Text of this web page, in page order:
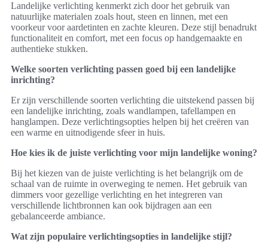
Landelijke verlichting kenmerkt zich door het gebruik van
natuurlijke materialen zoals hout, steen en linnen, met een
voorkeur voor aardetinten en zachte kleuren. Deze stijl benadrukt
functionaliteit en comfort, met een focus op handgemaakte en
authentieke stukken.
Welke soorten verlichting passen goed bij een landelijke
inrichting?
Er zijn verschillende soorten verlichting die uitstekend passen bij
een landelijke inrichting, zoals wandlampen, tafellampen en
hanglampen. Deze verlichtingsopties helpen bij het creëren van
een warme en uitnodigende sfeer in huis.
Hoe kies ik de juiste verlichting voor mijn landelijke woning?
Bij het kiezen van de juiste verlichting is het belangrijk om de
schaal van de ruimte in overweging te nemen. Het gebruik van
dimmers voor gezellige verlichting en het integreren van
verschillende lichtbronnen kan ook bijdragen aan een
gebalanceerde ambiance.
Wat zijn populaire verlichtingsopties in landelijke stijl?